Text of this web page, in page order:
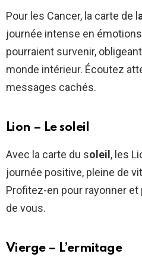
Pour les Cancer, la carte de l
journée intense en
pourraient survenir,
monde intérieur. Écoutez
messages cachés.
Lion – Le soleil
Avec la carte du soleil, les
journée positive, pleine de
Profitez-en pour rayonner
de vous.
Vierge – L’ermitage